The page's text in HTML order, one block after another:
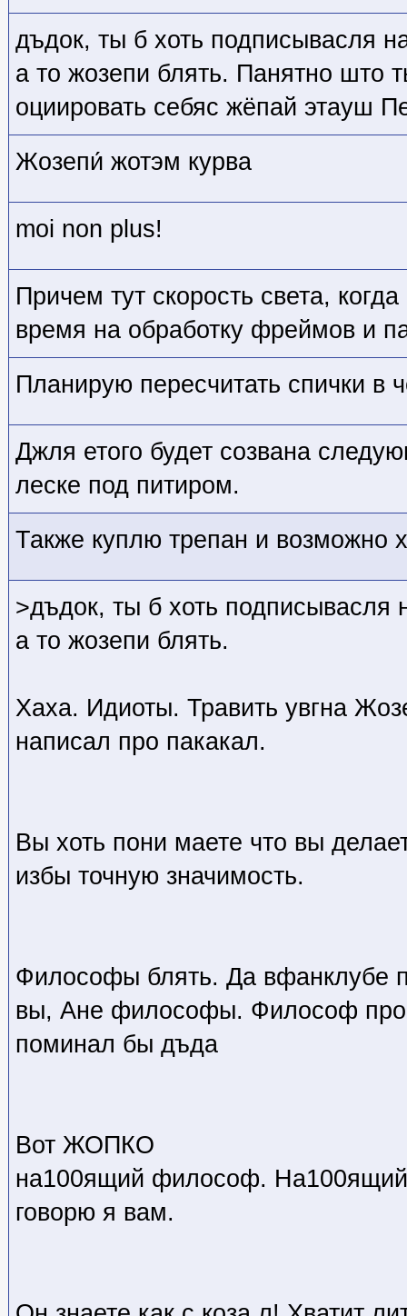
дъдок, ты б хоть подписывасля
а то жозепи блять. Панятно што
оциировать себяс жёпай этауш
Жозепи́ жотэм курва
moi non plus!
Причем тут скорость света,
время на обработку фреймов и
Планирую пересчитать спички в
Джля етого будет созвана
леске под питиром.
Также куплю трепан и возможно
>дъдок, ты б хоть подписывасля
а то жозепи блять.
Хаха. Идиоты. Травить увгна
написал про пакакал.
Вы хоть пони маете что вы
избы точную значимость.
Философы блять. Да вфанклубе
вы, Ане философы. Философ
поминал бы дъда
Вот ЖОПКО
на100ящий философ.
говорю я вам.